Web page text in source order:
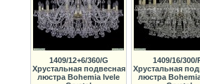
1409/12+6/360/G
Хрустальная подвесная
люстра Bohemia Ivele
1409/16/300/
Хрустальная
люстра